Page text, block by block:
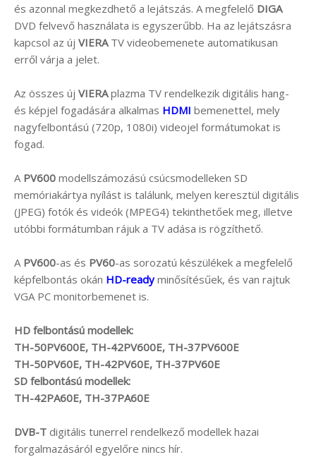
és azonnal megkezdhető a lejátszás. A megfelelő DIGA
DVD felvevő használata is egyszerűbb. Ha az lejátszásra
kapcsol az új VIERATV videobemenete automatikusan
erről várja a jelet.
Az összes új VIERAplazma TV rendelkezik digitális hang-
és képjel fogadására alkalmas HDMI bemenettel, mely
nagyfelbontású (720p, 1080i) videojel formátumokat is
fogad.
A PV600 modellszámozású csúcsmodelleken SD
memóriakártya nyílást is találunk, melyen keresztül digitális
(JPEG) fotók és videók (MPEG4) tekinthetőek meg, illetve
utóbbi formátumban rájuk a TV adása is rögzíthető.
A PV600-as és PV60-as sorozatú készülékek a megfelelő
képfelbontás okán HD-readyminősítésűek, és van rajtuk
VGA PC monitorbemenet is.
HD felbontású modellek:
TH-50PV600E, TH-42PV600E, TH-37PV600E
TH-50PV60E, TH-42PV60E, TH-37PV60E
SD felbontású modellek:
TH-42PA60E, TH-37PA60E
DVB-T digitális tunerrel rendelkező modellek hazai
forgalmazásáról egyelőre nincs hír.